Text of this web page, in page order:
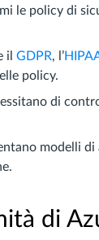
le policy di
il GDPR, l’
policy.
di
modelli
di